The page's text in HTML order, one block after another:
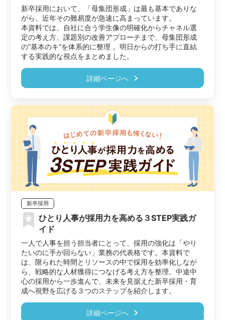
新卒採用において、「母集団形成」は最も基本でありな
がら、近年その難易度が急速に高まっています。
本資料では、自社に合う学生像の明確化からチャネル選
定の考え方、課題別の改善アプローチまで、母集団形成
の“基本のキ”を体系的に整理 。明日からの打ち手に直結
する実践的な視点をまとめました。
詳細ページへ
新卒採用
ひとり人事が採用力を高める３STEP実践ガ
イド
一人で人事を担う担当者にとって、採用の強化は「やり
たいのに手が回らない」業務の代表格です。本資料で
は、限られた時間とリソースの中で採用を効率化しなが
ら、戦略的な人材獲得につなげる考え方を整理。中途中
心の採用から一歩進んで、未来を見据えた新卒採用・育
成へ視野を広げる３つのステップを紹介します。
詳細ページへ